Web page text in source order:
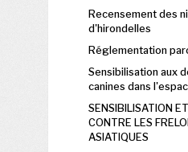
Recensement des
d'hirondelles
Réglementation
Sensibilisation aux
canines dans
SENSIBILISATION
CONTRE LES
ASIATIQUES